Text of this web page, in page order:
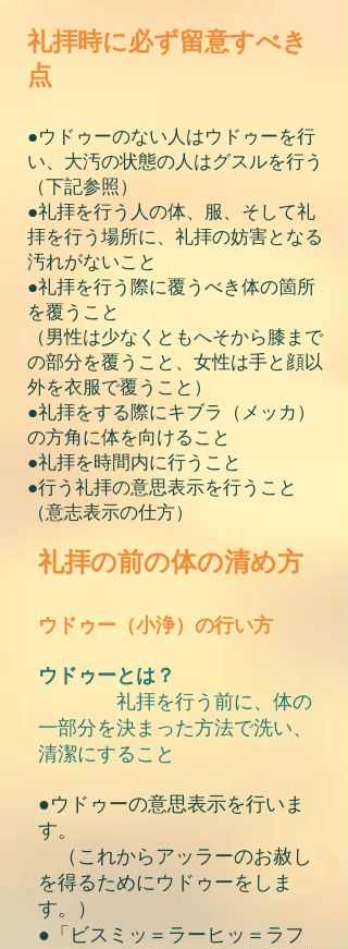
礼拝時に必ず留意すべき
点
●ウドゥーのない人はウドゥーを行
い、大汚の状態の人はグスルを行う
（下記参照）
●礼拝を行う人の体、服、そして礼
拝を行う場所に、礼拝の妨害となる
汚れがないこと
●礼拝を行う際に覆うべき体の箇所
を覆うこと
（男性は少なくともへそから膝まで
の部分を覆うこと、女性は手と顔以
外を衣服で覆うこと）
●礼拝をする際にキブラ（メッカ）
の方角に体を向けること
●礼拝を時間内に行うこと
●行う礼拝の意思表示を行うこと
（意志表示の仕方）
礼拝の前の体の清め方
ウドゥー（小浄）の行い方
ウドゥーとは？
礼拝を行う前に、体の
一部分を決まった方法で洗い、
清潔にすること
●ウドゥーの意思表示を行いま
す。
（これからアッラーのお赦し
を得るためにウドゥーをしま
す。）
●「ビスミッ＝ラーヒッ＝ラフ